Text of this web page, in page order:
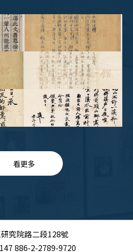
看更多
究院路二段128號
886-2-2789-9720